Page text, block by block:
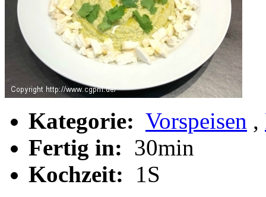
Kategorie: Vorspeisen ,
Fertig in: 30min
Kochzeit:
1S